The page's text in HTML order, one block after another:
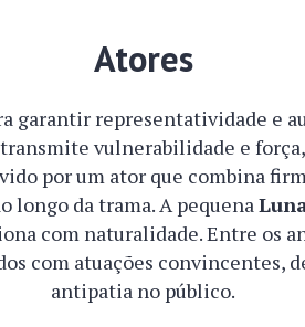
Atores
garantir representatividade e
transmite vulnerabilidade e
por um ator que combina
longo da trama. A pequena
com naturalidade. Entre os
com atuações convincentes,
antipatia no público.